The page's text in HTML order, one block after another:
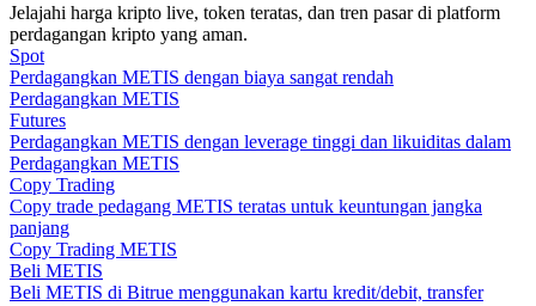
Memandu
Strategi perdagangan
Jelajahi harga kripto live, token teratas, dan tren pasar di platform
perdagangan kripto yang aman.
Spot
Perdagangkan METIS dengan biaya sangat rendah
Perdagangkan METIS
Futures
Perdagangkan METIS dengan leverage tinggi dan likuiditas dalam
Perdagangkan METIS
Copy Trading
Copy trade pedagang METIS teratas untuk keuntungan jangka
panjang
Copy Trading METIS
Beli METIS
Beli METIS di Bitrue menggunakan kartu kredit/debit, transfer